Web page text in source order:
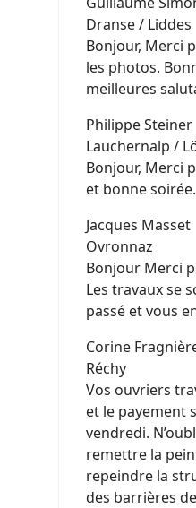
Dranse / Liddes
Bonjour, Merci
les photos.
meilleures
Philippe Steiner
Lauchernalp /
Bonjour, Merci
et bonne soirée.
Jacques Masset
Ovronnaz
Bonjour Merci
Les travaux se
passé et vous
Corine
Réchy
Vos ouvriers
et le payement
vendredi.
remettre la
repeindre la
des barrières